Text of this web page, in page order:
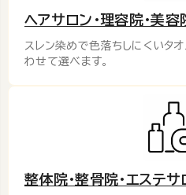
ヘアサロン･理容院･美容
スレン染めで色落ちしにくいタ
わせて選べます。
整体院･整骨院･エステサ